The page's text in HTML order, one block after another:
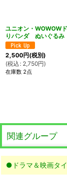
ユニオン・WOWOW
りパンダ ぬいぐるみ
2,500円(税別)
(税込 : 2,750円)
在庫数 2点
関連グループ
●ドラマ＆映画タ